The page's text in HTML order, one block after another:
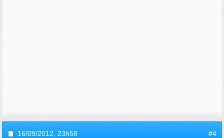
16/09/2012, 23h58 #4